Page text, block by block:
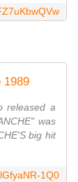
1989
released a
was
big hit
1Q0